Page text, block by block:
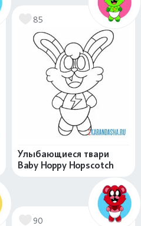
85
Улыбающиеся твари
Baby Hoppy Hopscotch
90